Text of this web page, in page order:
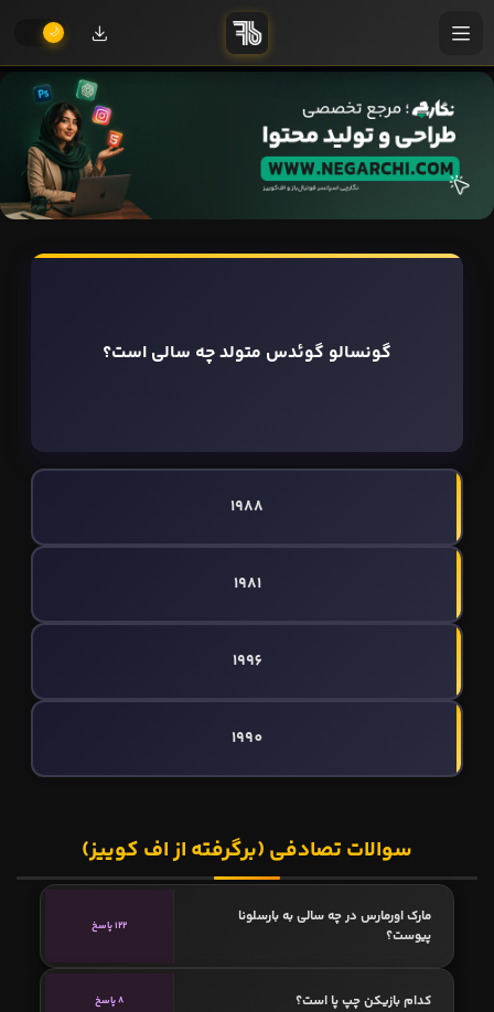
گونسالو گوئدس متولد چه سالی است؟
1988
1981
1996
1990
سوالات تصادفی (برگرفته از اف کوییز)
مارک اورمارس در چه سالی به بارسلونا
پیوست؟
122 پاسخ
کدام بازیکن چپ پا است؟ 8 پاسخ